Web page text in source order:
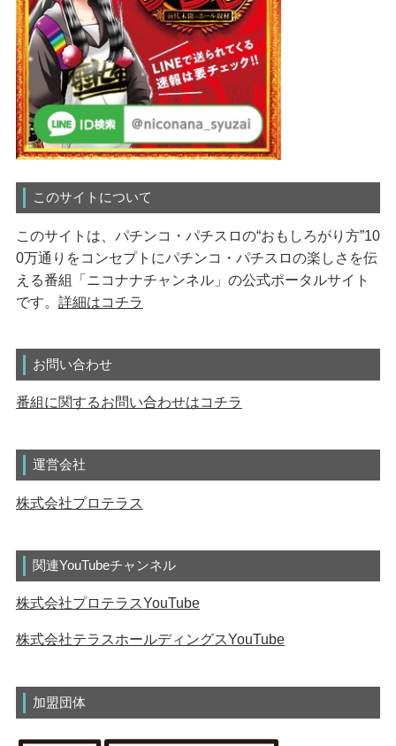
このサイトについて
このサイトは、パチンコ・パチスロの“おもしろがり方”10
0万通りをコンセプトにパチンコ・パチスロの楽しさを伝
える番組「ニコナナチャンネル」の公式ポータルサイト
です。 詳細はコチラ
お問い合わせ
番組に関するお問い合わせはコチラ
運営会社
株式会社プロテラス
関連YouTubeチャンネル
株式会社プロテラスYouTube
株式会社テラスホールディングスYouTube
加盟団体